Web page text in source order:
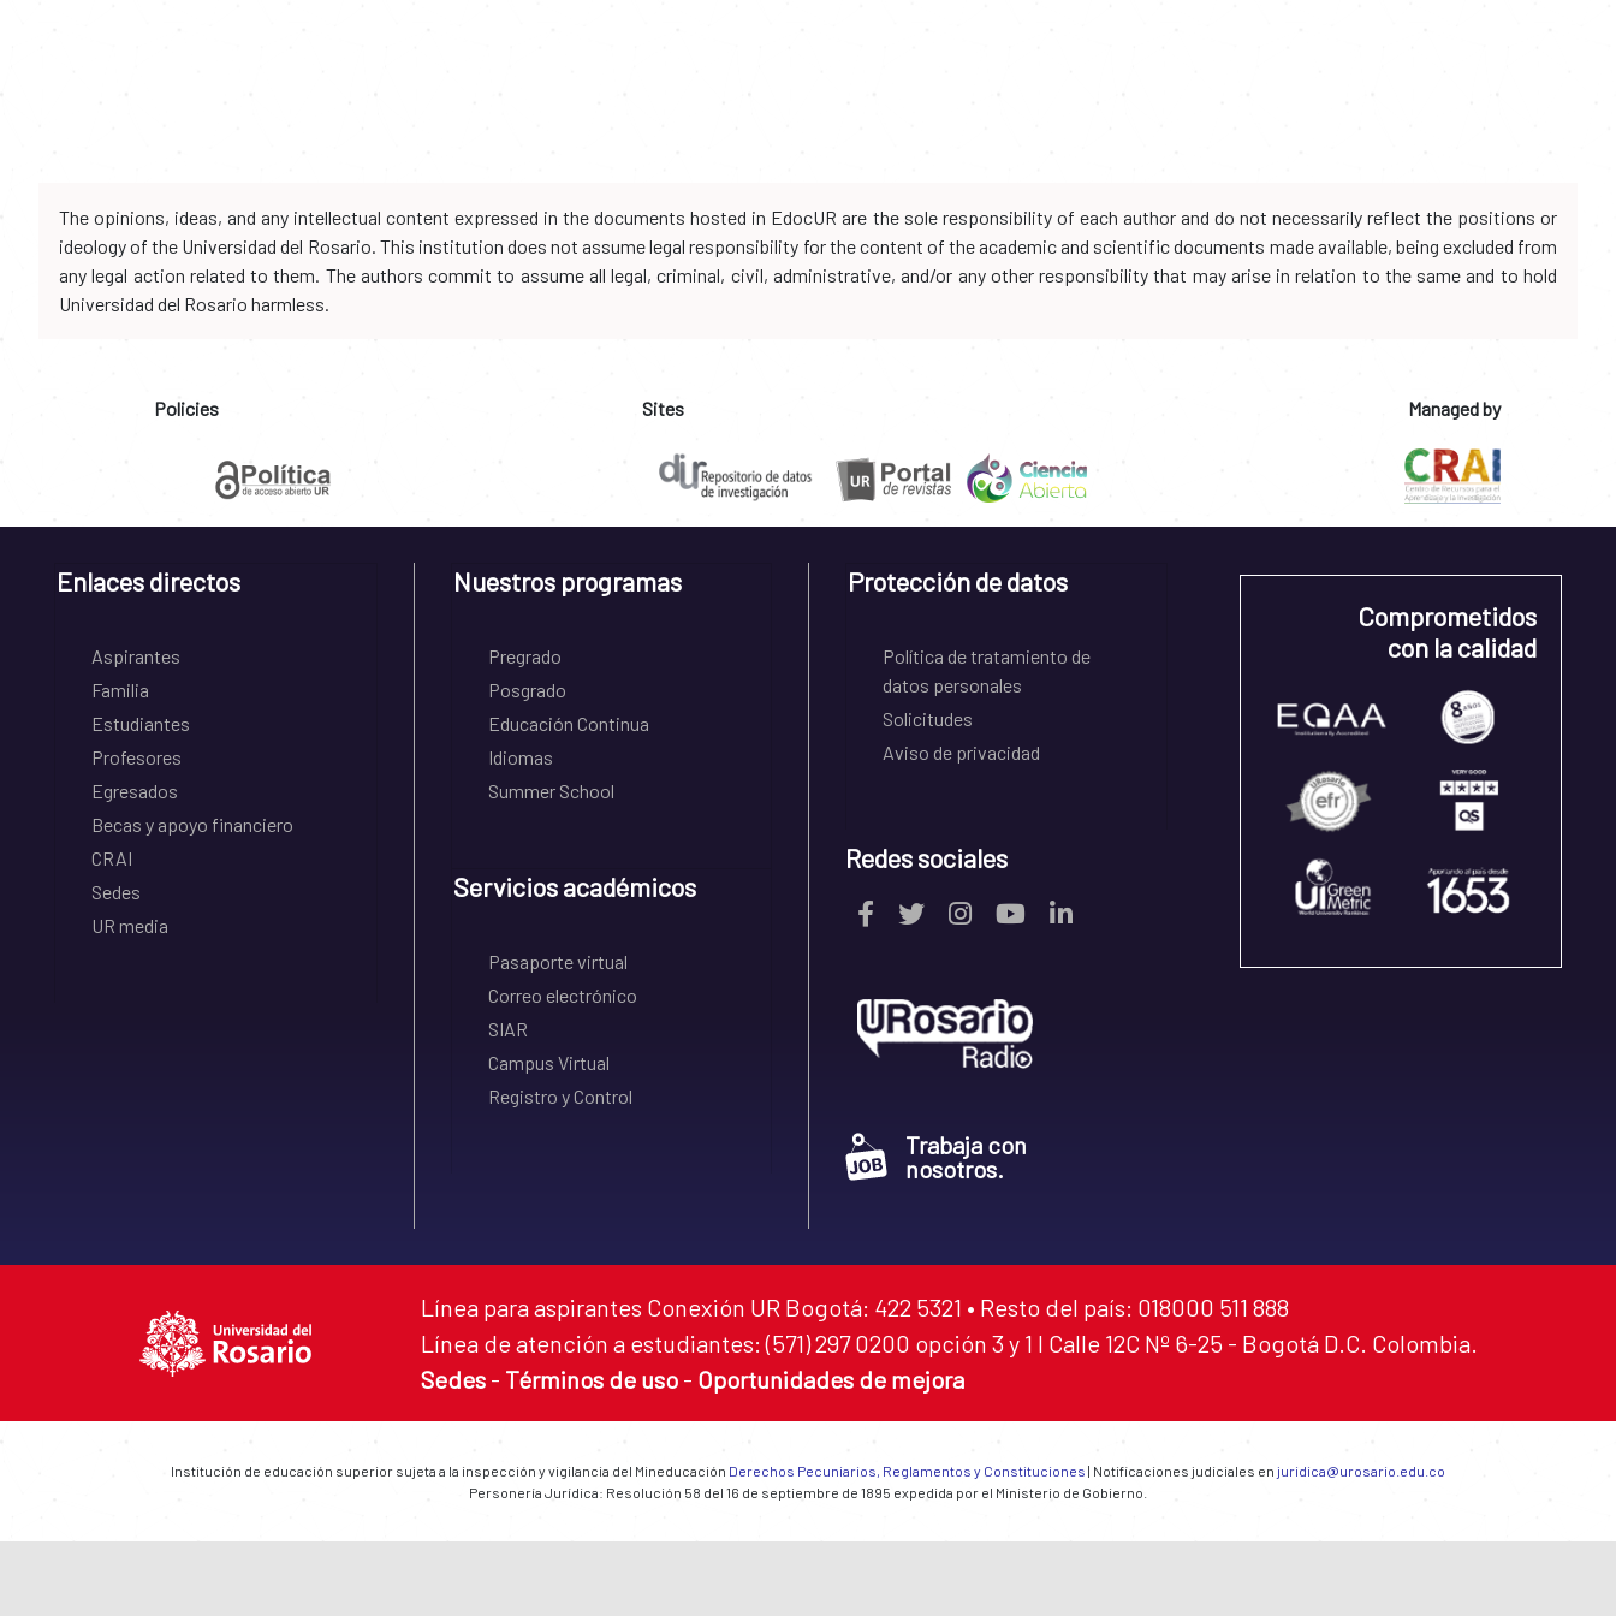
The opinions, ideas, and any intellectual content expressed in the documents hosted in EdocUR are the sole responsibility of each author and do not necessarily reflect the positions or
ideology of the Universidad del Rosario. This institution does not assume legal responsibility for the content of the academic and scientific documents made available, being excluded from
any legal action related to them. The authors commit to assume all legal, criminal, civil, administrative, and/or any other responsibility that may arise in relation to the same and to hold
Universidad del Rosario harmless.
Policies Sites Managed by
Enlaces directos
Aspirantes
Familia
Estudiantes
Profesores
Egresados
Becas y apoyo financiero
CRAI
Sedes
UR media
Nuestros programas
Pregrado
Posgrado
Educación Continua
Idiomas
Summer School
Servicios académicos
Pasaporte virtual
Correo electrónico
SIAR
Campus Virtual
Registro y Control
Protección de datos
Política de tratamiento de
datos personales
Solicitudes
Aviso de privacidad
Redes sociales
Trabaja con
nosotros.
Comprometidos
con la calidad
Línea para aspirantes Conexión UR Bogotá: 422 5321 • Resto del país: 018000 511 888
Línea de atención a estudiantes: (571) 297 0200 opción 3 y 1 I Calle 12C Nº 6-25 - Bogotá D.C. Colombia.
Sedes - Términos de uso - Oportunidades de mejora
Institución de educación superior sujeta a la inspección y vigilancia del Mineducación Derechos Pecuniarios, Reglamentos y Constituciones | Notificaciones judiciales en juridica@urosario.edu.co
Personería Jurídica: Resolución 58 del 16 de septiembre de 1895 expedida por el Ministerio de Gobierno.